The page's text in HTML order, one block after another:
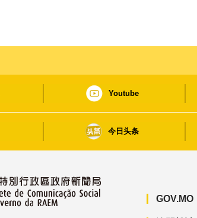
Youtube
今日头条
GOV.MO